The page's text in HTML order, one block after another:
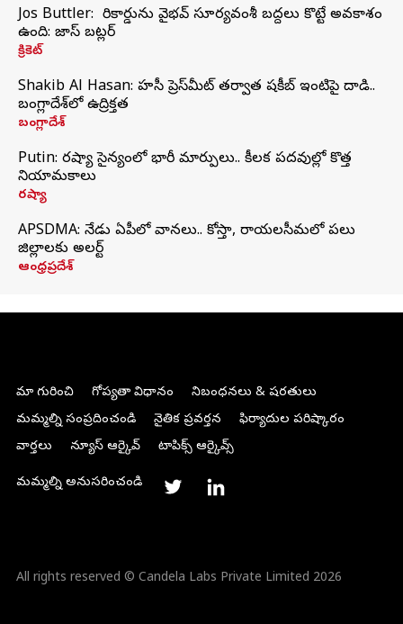
Jos Buttler: నా రికార్డును వైభవ్ సూర్యవంశీ బద్దలు కొట్టే అవకాశం
ఉంది: జాస్ బట్లర్
క్రికెట్
Shakib Al Hasan: హసీనా ప్రెస్‌మీట్‌ తర్వాత షకీబ్‌ ఇంటిపై దాడి..
బంగ్లాదేశ్‌లో ఉద్రిక్తత
బంగ్లాదేశ్
Putin: రష్యా సైన్యంలో భారీ మార్పులు.. కీలక పదవుల్లో కొత్త
నియామకాలు
రష్యా
APSDMA: నేడు ఏపీలో వానలు.. కోస్తా, రాయలసీమలో పలు
జిల్లాలకు అలర్ట్
ఆంధ్రప్రదేశ్
మా గురించి గోప్యతా విధానం
నిబంధనలు & షరతులు
మమ్మల్ని సంప్రదించండి
నైతిక ప్రవర్తన
ఫిర్యాదుల పరిష్కారం
వార్తలు
న్యూస్ ఆర్కైవ్ టాపిక్స్ ఆర్కైవ్స్
మమ్మల్ని అనుసరించండి
All rights reserved © Candela Labs Private Limited 2026